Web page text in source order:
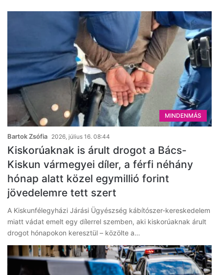
MINDENMÁS
Bartok Zsófia 2026, július 16. 08:44
Kiskorúaknak is árult drogot a Bács-
Kiskun vármegyei díler, a férfi néhány
hónap alatt közel egymillió forint
jövedelemre tett szert
A Kiskunfélegyházi Járási Ügyészség kábítószer-kereskedelem
miatt vádat emelt egy dílerrel szemben, aki kiskorúaknak árult
drogot hónapokon keresztül – közölte a…